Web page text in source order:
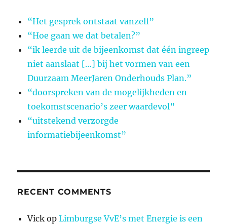
“Het gesprek ontstaat vanzelf”
“Hoe gaan we dat betalen?”
“ik leerde uit de bijeenkomst dat één ingreep
niet aanslaat […] bij het vormen van een
Duurzaam MeerJaren Onderhouds Plan.”
“doorspreken van de mogelijkheden en
toekomstscenario’s zeer waardevol”
“uitstekend verzorgde
informatiebijeenkomst”
RECENT COMMENTS
Vick opLimburgse VvE’s met Energie is een